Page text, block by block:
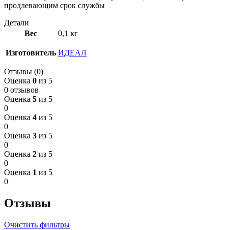
продлевающим срок службы
Детали
Вес
0,1 кг
Изготовитель ИДЕАЛ
Отзывы (0)
Оценка 0 из 5
0 отзывов
Оценка 5 из 5
0
Оценка 4 из 5
0
Оценка 3 из 5
0
Оценка 2 из 5
0
Оценка 1 из 5
0
Отзывы
Очистить фильтры